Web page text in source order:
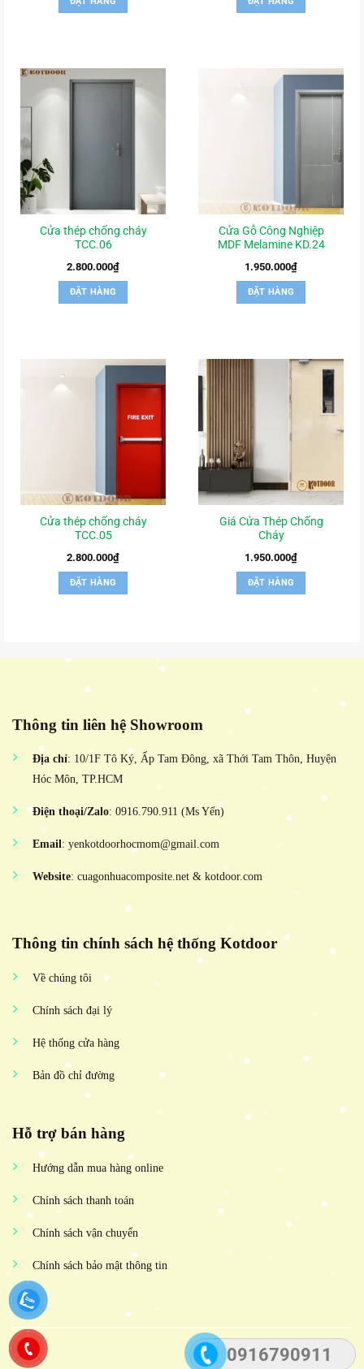
0916790911
Cửa thép chống cháy
TCC.06
2.800.000₫
ĐẶT HÀNG
Cửa Gỗ Công Nghiệp
MDF Melamine KD.24
1.950.000₫
ĐẶT HÀNG
Cửa thép chống cháy
TCC.05
2.800.000₫
ĐẶT HÀNG
Giá Cửa Thép Chống
Cháy
1.950.000₫
ĐẶT HÀNG
Thông tin liên hệ Showroom
Địa chỉ: 10/1F Tô Ký, Ấp Tam Đông, xã Thới Tam Thôn, Huyện
Hóc Môn, TP.HCM
Điện thoại/Zalo: 0916.790.911 (Ms Yến)
Email: yenkotdoorhocmom@gmail.com
Website: cuagonhuacomposite.net & kotdoor.com
Thông tin chính sách hệ thống Kotdoor
Về chúng tôi
Chính sách đại lý
Hệ thống cửa hàng
Bản đồ chỉ đường
Hỗ trợ bán hàng
Hướng dẫn mua hàng online
Chính sách thanh toán
Chính sách vận chuyển
Chính sách bảo mật thông tin